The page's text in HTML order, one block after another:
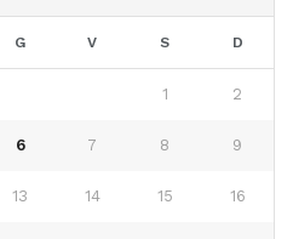
G V S D
1 2
6 7 8 9
13 14 15 16